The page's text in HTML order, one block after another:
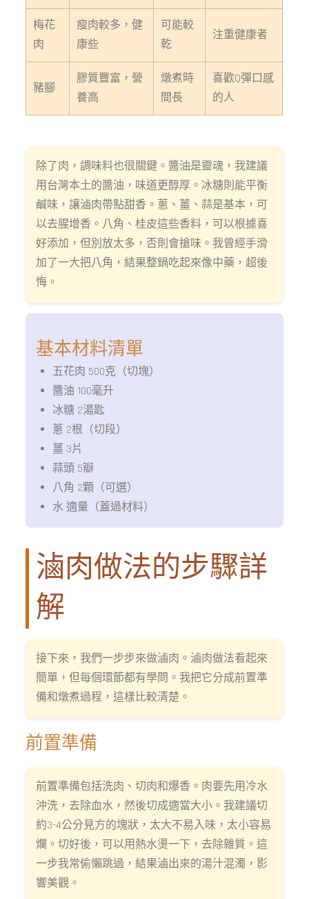
梅花
肉
瘦肉較多，健
康些
可能較
乾
注重健康者
豬腳
膠質豐富，營
養高
燉煮時
間長
喜歡Q彈口感
的人
除了肉，調味料也很關鍵。醬油是靈魂，我建議
用台灣本土的醬油，味道更醇厚。冰糖則能平衡
鹹味，讓滷肉帶點甜香。蔥、薑、蒜是基本，可
以去腥增香。八角、桂皮這些香料，可以根據喜
好添加，但別放太多，否則會搶味。我曾經手滑
加了一大把八角，結果整鍋吃起來像中藥，超後
悔。
基本材料清單
五花肉 500克（切塊）
醬油 100毫升
冰糖 2湯匙
蔥 2根（切段）
薑 3片
蒜頭 5瓣
八角 2顆（可選）
水 適量（蓋過材料）
滷肉做法的步驟詳
解
接下來，我們一步步來做滷肉。滷肉做法看起來
簡單，但每個環節都有學問。我把它分成前置準
備和燉煮過程，這樣比較清楚。
前置準備
前置準備包括洗肉、切肉和爆香。肉要先用冷水
沖洗，去除血水，然後切成適當大小。我建議切
約3-4公分見方的塊狀，太大不易入味，太小容易
爛。切好後，可以用熱水燙一下，去除雜質。這
一步我常偷懶跳過，結果滷出來的湯汁混濁，影
響美觀。